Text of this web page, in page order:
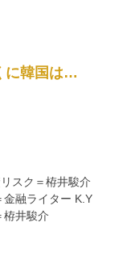
に韓国は…
スク＝栫井駿介
融ライター K.Y
栫井駿介